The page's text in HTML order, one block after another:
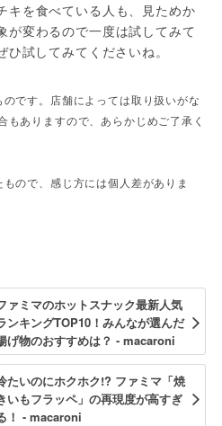
キを食べている人も、見ためか
が変わるので一度は試してみて
試してみてくださいね。
です。店舗によっては取り扱いがな
もありますので、あらかじめご了承く
ので、感じ方には個人差がありま
ァミマのホットスナック最新人気
ンキングTOP10！みんなが選んだ
げ物のおすすめは？ - macaroni
たいのにホクホク!? ファミマ「焼
いもフラッペ」の再現度が高すぎ
！ - macaroni